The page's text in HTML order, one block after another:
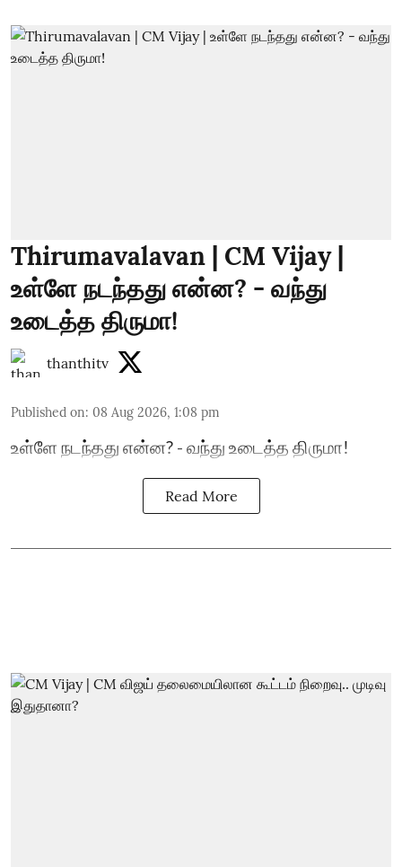
Thirumavalavan | CM Vijay |
உள்ளே நடந்தது என்ன? - வந்து
உடைத்த திருமா!
thanthitv
Published on: 08 Aug 2026, 1:08 pm
உள்ளே நடந்தது என்ன? - வந்து உடைத்த திருமா!
Read More